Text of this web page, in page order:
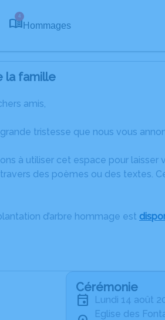
4
Hommages
la famille
amis,
grande tristesse que nous vous
à utiliser cet espace pour
des poèmes ou des textes.
d’arbre hommage est
Cérémonie
lundi 14 août
Eglise des